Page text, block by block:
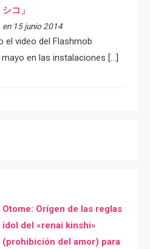
シコ」
en 15 junio 2014
el video del Flashmob
en las instalaciones […]
Otome: Orígen de las reglas
idol del «renai kinshi»
(prohibición del amor) para